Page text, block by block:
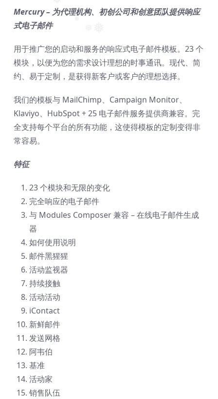
❅
❅
❅
❅
Mercury – 为代理机构、初创公司和创意团队提供响应
式电子邮件
用于推广您的启动和服务的响应式电子邮件模板。23 个
模块，以便为您的需求设计理想的时事通讯。现代、简
约、易于定制，是获得新客户或客户的理想选择。
我们的模板与 MailChimp、Campaign Monitor、
Klaviyo、HubSpot + 25 电子邮件服务提供商兼容。完
全支持每个平台的所有功能，这使得模板的定制变得非
常容易。
特征
23 个模块和无限的变化
完全响应的电子邮件
与 Modules Composer 兼容 – 在线电子邮件生成
器
如何使用说明
邮件黑猩猩
活动监视器
持续接触
活动活动
iContact
新鲜邮件
发送网格
阿韦伯
基准
活动家
销售队伍